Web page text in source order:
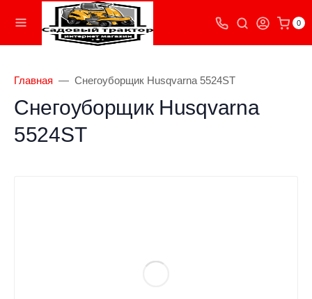
0
Главная Снегоуборщик Husqvarna 5524ST
Снегоуборщик Husqvarna
5524ST